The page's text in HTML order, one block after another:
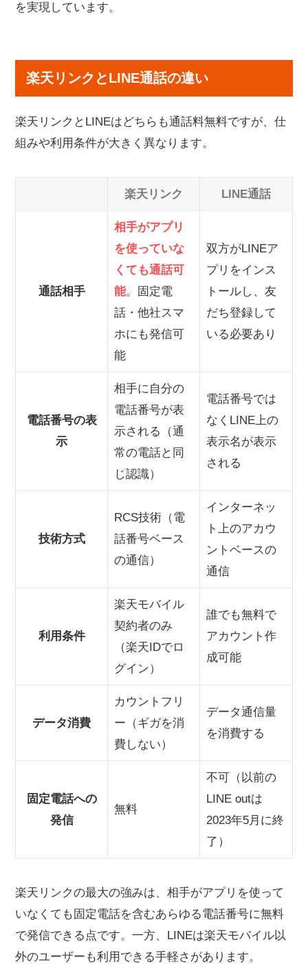
を実現しています。
楽天リンクとLINE通話の違い
楽天リンクとLINEはどちらも通話料無料ですが、仕
組みや利用条件が大きく異なります。
楽天リンク LINE通話
通話相手
相手がアプリ
を使っていな
くても通話可
能。固定電
話・他社スマ
ホにも発信可
能
双方がLINEア
プリをインス
トールし、友
だち登録して
いる必要あり
電話番号の表
示
相手に自分の
電話番号が表
示される（通
常の電話と同
じ認識）
電話番号では
なくLINE上の
表示名が表示
される
技術方式
RCS技術（電
話番号ベース
の通信）
インターネッ
ト上のアカウ
ントベースの
通信
利用条件
楽天モバイル
契約者のみ
（楽天IDでロ
グイン）
誰でも無料で
アカウント作
成可能
データ消費
カウントフリ
ー（ギガを消
費しない）
データ通信量
を消費する
固定電話への
発信
無料
不可（以前の
LINE outは
2023年5月に終
了）
楽天リンクの最大の強みは、相手がアプリを使って
いなくても固定電話を含むあらゆる電話番号に無料
で発信できる点です。一方、LINEは楽天モバイル以
外のユーザーも利用できる手軽さがあります。